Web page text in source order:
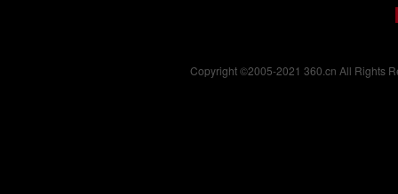
Copyright ©2005-2021 360.cn All Rights